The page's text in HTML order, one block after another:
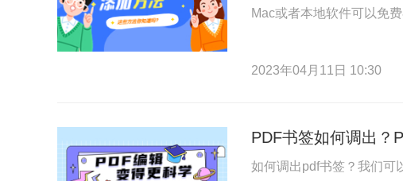
Mac或者本地软件可以免
2023年04月11日 10:30
PDF书签如何调出？
如何调出pdf书签？我们可